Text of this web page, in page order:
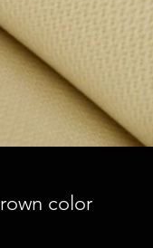
color